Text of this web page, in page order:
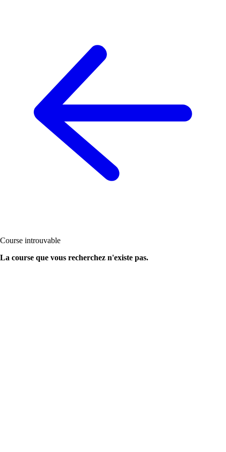
Course introuvable
La course que vous recherchez n'existe pas.